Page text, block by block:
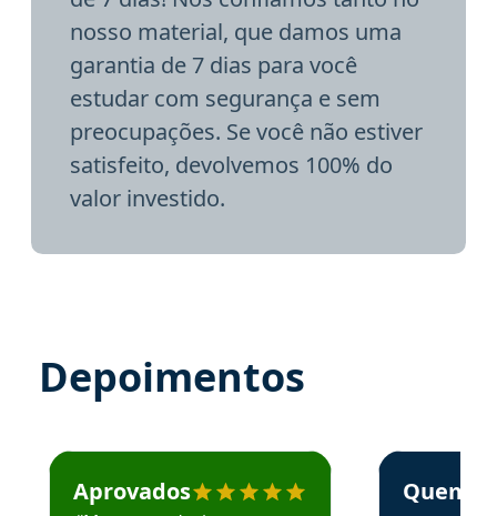
nosso material, que damos uma
garantia de 7 dias para você
estudar com segurança e sem
preocupações. Se você não estiver
satisfeito, devolvemos 100% do
valor investido.
Depoimentos
Estudante José recomenda o Aprova Concursos em
Aprovados
Estudante
Quem